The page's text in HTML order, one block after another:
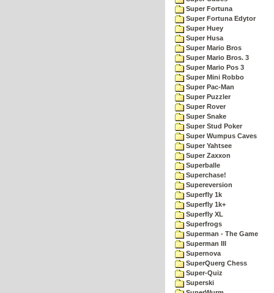
Super Fortuna
Super Fortuna Edytor
Super Huey
Super Husa
Super Mario Bros
Super Mario Bros. 3
Super Mario Pos 3
Super Mini Robbo
Super Pac-Man
Super Puzzler
Super Rover
Super Snake
Super Stud Poker
Super Wumpus Caves
Super Yahtsee
Super Zaxxon
Superballe
Superchase!
Supereversion
Superfly 1k
Superfly 1k+
Superfly XL
Superfrogs
Superman - The Game
Superman III
Supernova
SuperQuerg Chess
Super-Quiz
Superski